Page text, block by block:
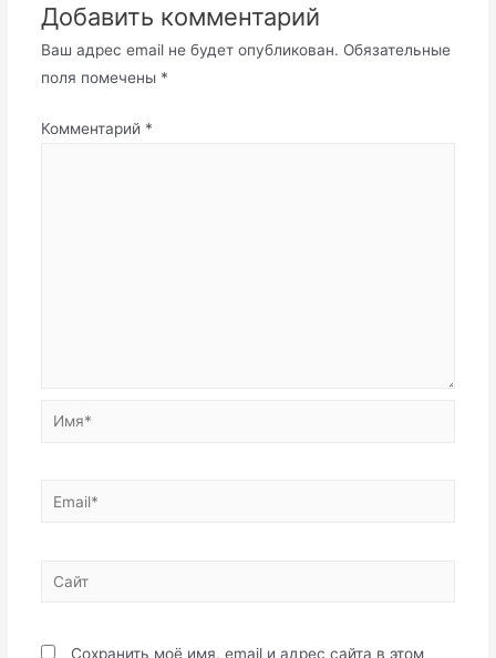
Добавить комментарий
Ваш адрес email не будет опубликован. Обязательные
поля помечены *
Комментарий *
Имя*
Email*
Сайт
Сохранить моё имя, email и адрес сайта в этом